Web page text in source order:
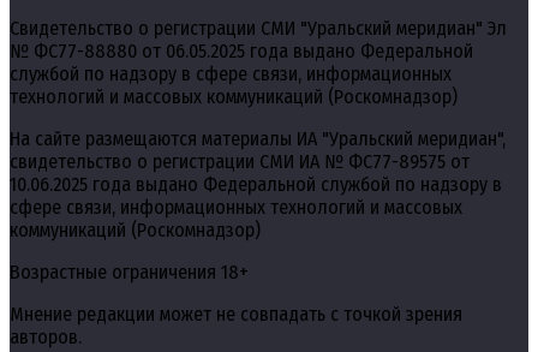
Свидетельство о регистрации СМИ "Уральский меридиан" Эл
№ ФС77-88880 от 06.05.2025 года выдано Федеральной
службой по надзору в сфере связи, информационных
технологий и массовых коммуникаций (Роскомнадзор)
На сайте размещаются материалы ИА "Уральский меридиан",
свидетельство о регистрации СМИ ИА № ФС77-89575 от
10.06.2025 года выдано Федеральной службой по надзору в
сфере связи, информационных технологий и массовых
коммуникаций (Роскомнадзор)
Возрастные ограничения 18+
Мнение редакции может не совпадать с точкой зрения
авторов.